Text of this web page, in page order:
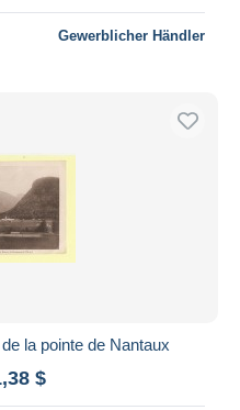
Gewerblicher Händler
la pointe de Nantaux
$